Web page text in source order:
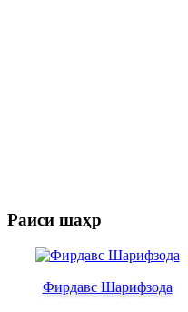
Раиси шаҳр
Фирдавс Шарифзода